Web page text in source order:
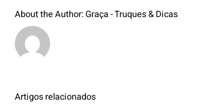
About the Author:Graça - Truques & Dicas
Artigos relacionados